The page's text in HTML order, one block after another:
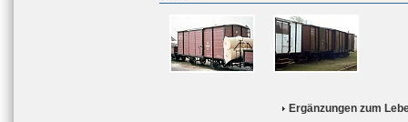
Ergänzungen zum